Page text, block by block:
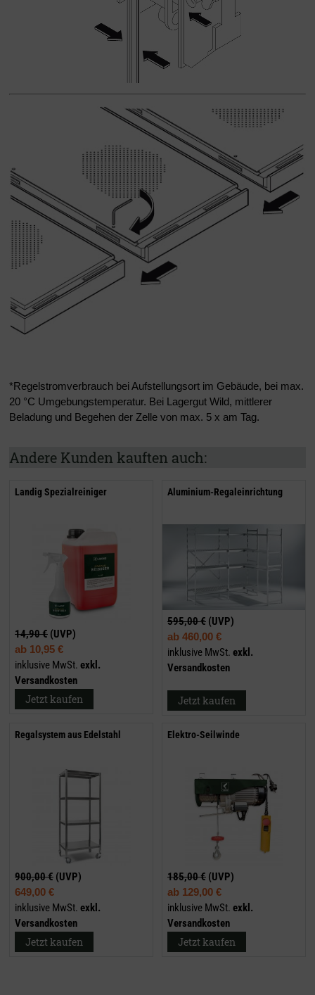
*Regelstromverbrauch bei Aufstellungsort im Gebäude, bei max.
20 °C Umgebungstemperatur. Bei Lagergut Wild, mittlerer
Beladung und Begehen der Zelle von max. 5 x am Tag.
Andere Kunden kauften auch:
Landig Spezialreiniger
14,90 € (UVP)
ab 10,95 €
inklusive MwSt. exkl.
Versandkosten
Jetzt kaufen
Aluminium-Regaleinrichtung
595,00 € (UVP)
ab 460,00 €
inklusive MwSt. exkl.
Versandkosten
Jetzt kaufen
Regalsystem aus Edelstahl
900,00 € (UVP)
649,00 €
inklusive MwSt. exkl.
Versandkosten
Jetzt kaufen
Elektro-Seilwinde
185,00 € (UVP)
ab 129,00 €
inklusive MwSt. exkl.
Versandkosten
Jetzt kaufen